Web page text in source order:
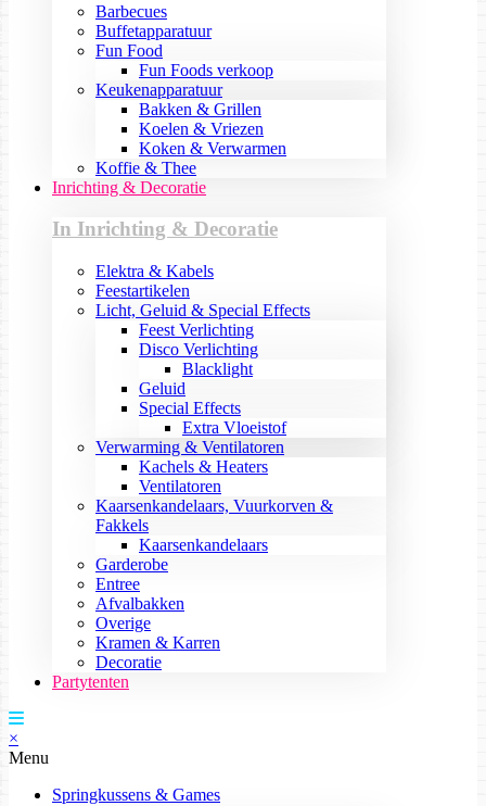
Barbecues
Buffetapparatuur
Fun Food
Fun Foods verkoop
Keukenapparatuur
Bakken & Grillen
Koelen & Vriezen
Koken & Verwarmen
Koffie & Thee
Inrichting & Decoratie
In Inrichting & Decoratie
Elektra & Kabels
Feestartikelen
Licht, Geluid & Special Effects
Feest Verlichting
Disco Verlichting
Blacklight
Geluid
Special Effects
Extra Vloeistof
Verwarming & Ventilatoren
Kachels & Heaters
Ventilatoren
Kaarsenkandelaars, Vuurkorven &
Fakkels
Kaarsenkandelaars
Garderobe
Entree
Afvalbakken
Overige
Kramen & Karren
Decoratie
Partytenten
×
Menu
Springkussens & Games